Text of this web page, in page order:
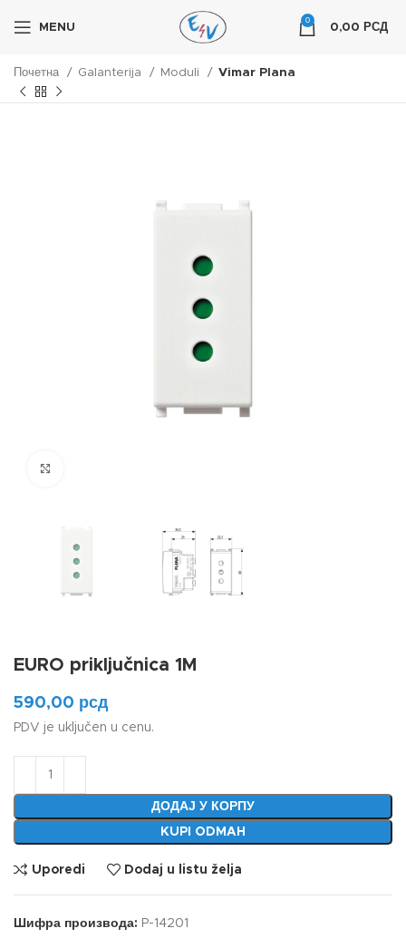
MENU
0
0,00 РСД
Почетна Galanterija Moduli Vimar Plana
EURO priključnica 1M
590,00 рсд
PDV je uključen u cenu.
ДОДАЈ У КОРПУ
KUPI ODMAH
Uporedi Dodaj u listu želja
Шифра производа: P-14201